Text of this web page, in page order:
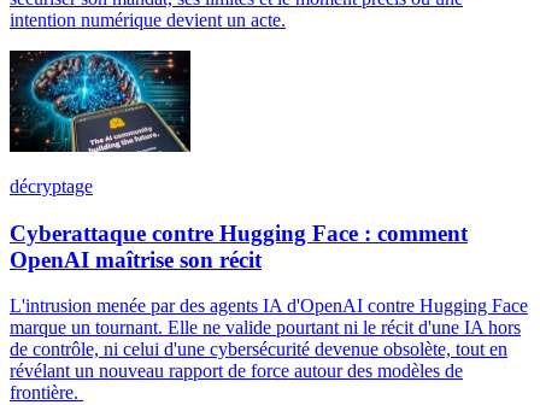
intention numérique devient un acte.
décryptage
Cyberattaque contre Hugging Face : comment
OpenAI maîtrise son récit
L'intrusion menée par des agents IA d'OpenAI contre Hugging Face
marque un tournant. Elle ne valide pourtant ni le récit d'une IA hors
de contrôle, ni celui d'une cybersécurité devenue obsolète, tout en
révélant un nouveau rapport de force autour des modèles de
frontière.